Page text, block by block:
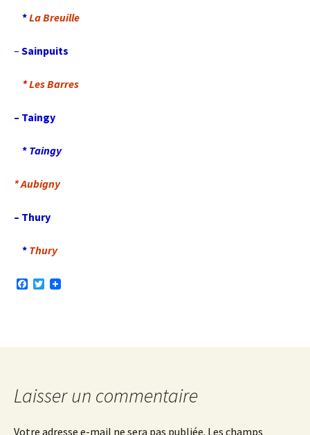
*La Breuille
– Sainpuits
*Les Barres
– Taingy
* Taingy
* Aubigny
– Thury
* Thury
o
T
r
Laisser un commentaire
Votre adresse e-mail ne sera pas publiée. Les champs